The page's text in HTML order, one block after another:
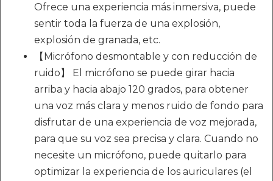
Ofrece una experiencia más inmersiva, puede
sentir toda la fuerza de una explosión,
explosión de granada, etc.
【Micrófono desmontable y con reducción de
ruido】 El micrófono se puede girar hacia
arriba y hacia abajo 120 grados, para obtener
una voz más clara y menos ruido de fondo para
disfrutar de una experiencia de voz mejorada,
para que su voz sea precisa y clara. Cuando no
necesite un micrófono, puede quitarlo para
optimizar la experiencia de los auriculares (el